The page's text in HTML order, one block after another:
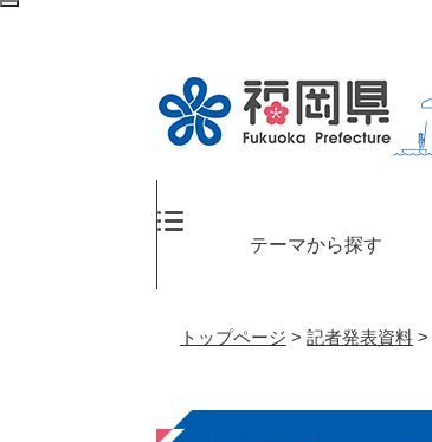
ペ
メ
テーマから探す
トップページ > 記者発表資料 >
本